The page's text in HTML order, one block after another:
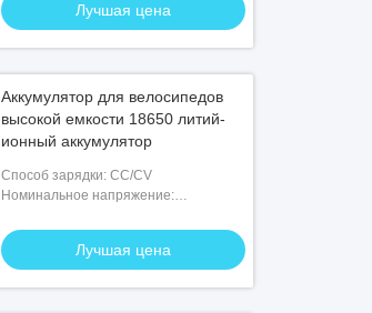
Лучшая цена
Аккумулятор для велосипедов
высокой емкости 18650 литий-
ионный аккумулятор
Способ зарядки: CC/CV
Номинальное напряжение:
Лучшая цена